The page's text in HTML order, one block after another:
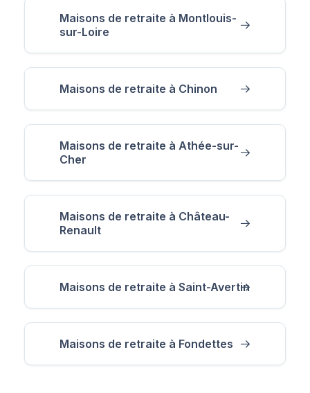
Maisons de retraite à Montlouis-
sur-Loire
Maisons de retraite à Chinon
Maisons de retraite à Athée-sur-
Cher
Maisons de retraite à Château-
Renault
Maisons de retraite à Saint-Avertin
Maisons de retraite à Fondettes